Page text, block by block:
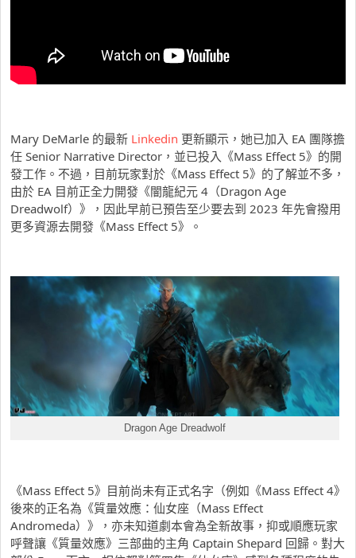
Mary DeMarle 的最新 Linkedin 更新顯示，她已加入 EA 團隊擔
任 Senior Narrative Director，並已投入《Mass Effect 5》的開
發工作。不過，目前玩家對於《Mass Effect 5》的了解並不多，
由於 EA 目前正全力開發《闇龍紀元 4（Dragon Age
Dreadwolf）》，因此早前已預告至少要去到 2023 年先會撥用
更多資源去開發《Mass Effect 5》。
Dragon Age Dreadwolf
《Mass Effect 5》目前尚未有正式名字（例如《Mass Effect 4》
後來的正名為《質量效應：仙女座（Mass Effect
Andromeda）》，亦未知道劇本會為全新故事，抑或順應玩家
呼聲讓《質量效應》三部曲的主角 Captain Shepard 回歸。對大